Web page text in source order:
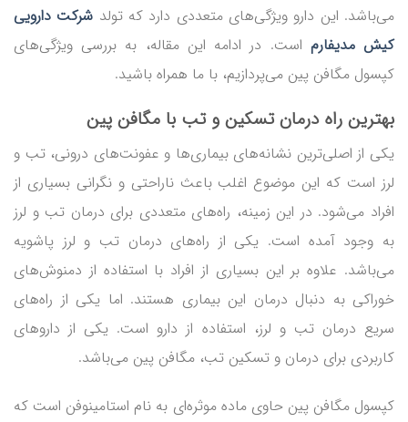
می‌باشد. این دارو ویژگی‌های متعددی دارد که تولد شرکت دارویی
کیش مدیفارم است. در ادامه این مقاله، به بررسی ویژگی‌های
کپسول مگافن پین می‌پردازیم، با ما همراه باشید.
بهترین راه درمان تسکین و تب با مگافن پین
یکی از اصلی‌ترین نشانه‌های بیماری‌ها و عفونت‌های درونی، تب و
لرز است که این موضوع اغلب باعث ناراحتی و نگرانی بسیاری از
افراد می‌شود. در این زمینه، راه‌های متعددی برای درمان تب و لرز
به وجود آمده است. یکی از راه‌های درمان تب و لرز پاشویه
می‌باشد. علاوه بر این بسیاری از افراد با استفاده از دمنوش‌های
خوراکی به دنبال درمان این بیماری هستند. اما یکی از راه‌های
سریع درمان تب و لرز، استفاده از دارو است. یکی از داروهای
کاربردی برای درمان و تسکین تب، مگافن پین می‌باشد.
کپسول مگافن پین حاوی ماده موثره‌ای به نام استامینوفن است که